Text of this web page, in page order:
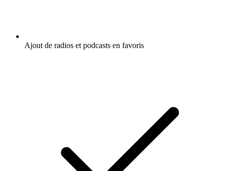
Ajout de radios et podcasts en favoris